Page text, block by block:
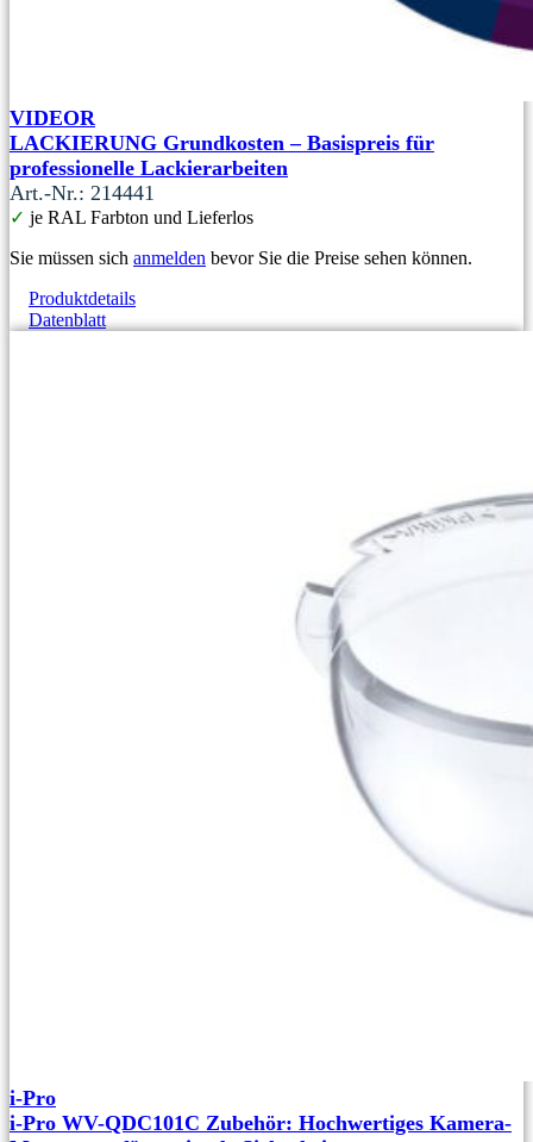
VIDEOR
LACKIERUNG Grundkosten – Basispreis für
professionelle Lackierarbeiten
Art.-Nr.: 214441
✓ je RAL Farbton und Lieferlos
Sie müssen sich anmelden bevor Sie die Preise sehen können.
Produktdetails
Datenblatt
i-Pro
i-Pro WV-QDC101C Zubehör: Hochwertiges Kamera-